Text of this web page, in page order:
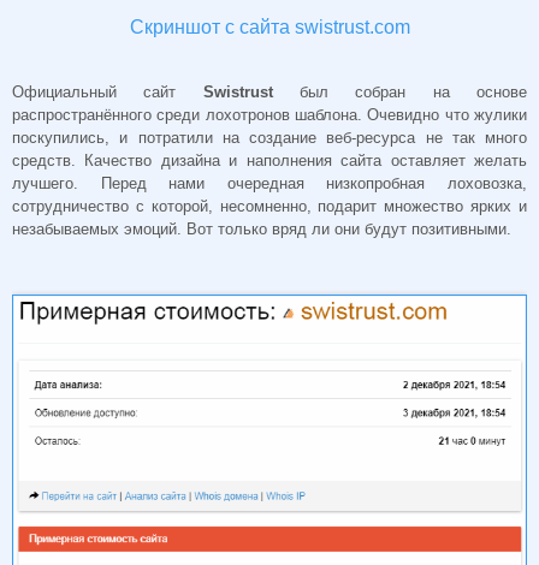
Скриншот с сайта swistrust.com
Официальный сайт Swistrustбыл собран на основе
распространённого среди лохотронов шаблона. Очевидно что жулики
поскупились, и потратили на создание веб-ресурса не так много
средств. Качество дизайна и наполнения сайта оставляет желать
лучшего. Перед нами очередная низкопробная лоховозка,
сотрудничество с которой, несомненно, подарит множество ярких и
незабываемых эмоций. Вот только вряд ли они будут позитивными.